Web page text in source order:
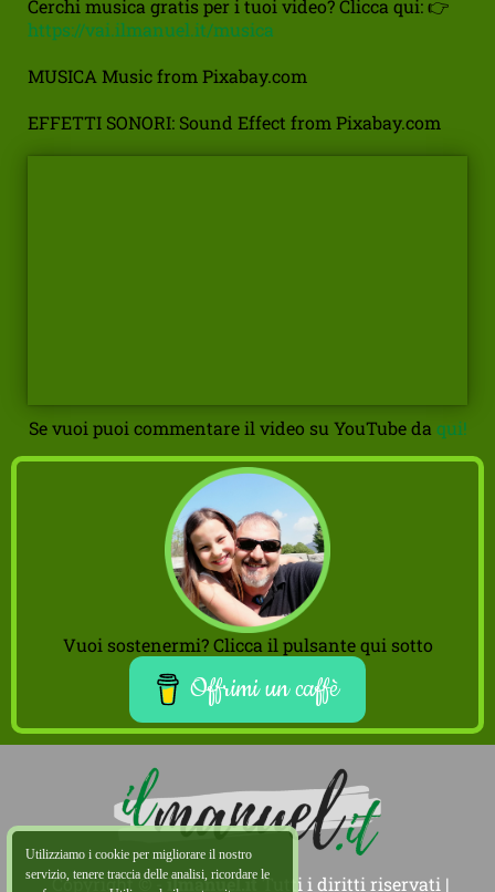
Utilizziamo i cookie per migliorare il nostro
servizio, tenere traccia delle analisi, ricordare le
Cerchi musica gratis per i tuoi video? Clicca qui: 👉
https://vai.ilmanuel.it/musica
MUSICA Music from Pixabay.com
EFFETTI SONORI: Sound Effect from Pixabay.com
Se vuoi puoi commentare il video su YouTube da qui!
Vuoi sostenermi? Clicca il pulsante qui sotto
Offrimi un caffè
Copyright © -ilmanuel.itTutti i diritti riservati |